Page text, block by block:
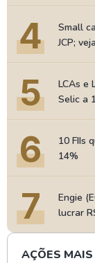
4
Small
JCP;
5
LCAs e
Selic a
6
10 FIIs
14%
7
Engie
lucrar
AÇÕES